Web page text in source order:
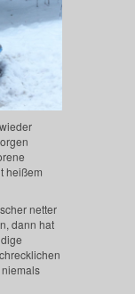
heißem
netter
dann hat